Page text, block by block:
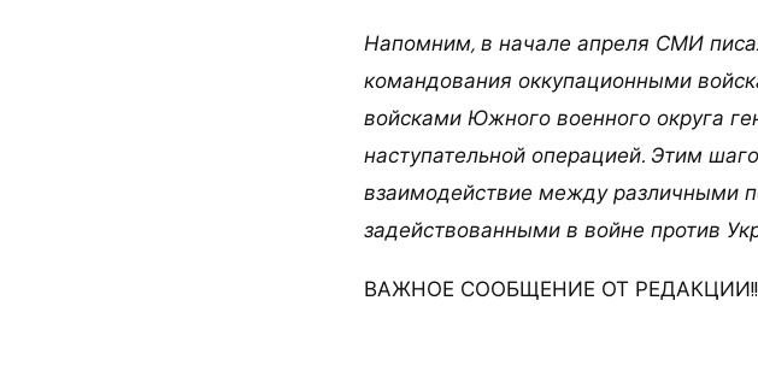
Напомним, в начале апреля СМИ
командования оккупационными
войсками Южного военного округа
наступательной операцией. Этим
взаимодействие между различными
задействованными в войне против
ВАЖНОЕ СООБЩЕНИЕ ОТ РЕДАКЦИИ!!